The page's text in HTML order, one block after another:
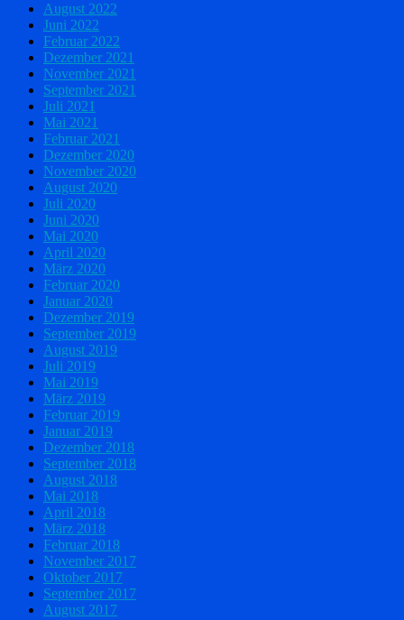
August 2022
Juni 2022
Februar 2022
Dezember 2021
November 2021
September 2021
Juli 2021
Mai 2021
Februar 2021
Dezember 2020
November 2020
August 2020
Juli 2020
Juni 2020
Mai 2020
April 2020
März 2020
Februar 2020
Januar 2020
Dezember 2019
September 2019
August 2019
Juli 2019
Mai 2019
März 2019
Februar 2019
Januar 2019
Dezember 2018
September 2018
August 2018
Mai 2018
April 2018
März 2018
Februar 2018
November 2017
Oktober 2017
September 2017
August 2017